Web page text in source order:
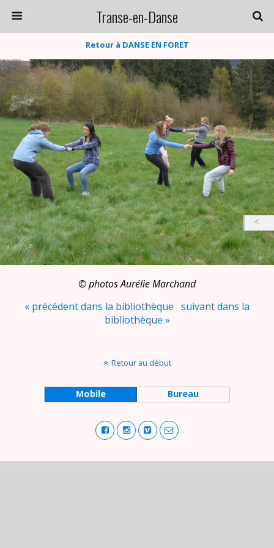
Transe-en-Danse
Retour à DANSE EN FORET
©‎ photos Aurélie Marchand
« précédent dans la bibliothèque suivant dans la
bibliothèque »
Retour au début
Mobile Bureau